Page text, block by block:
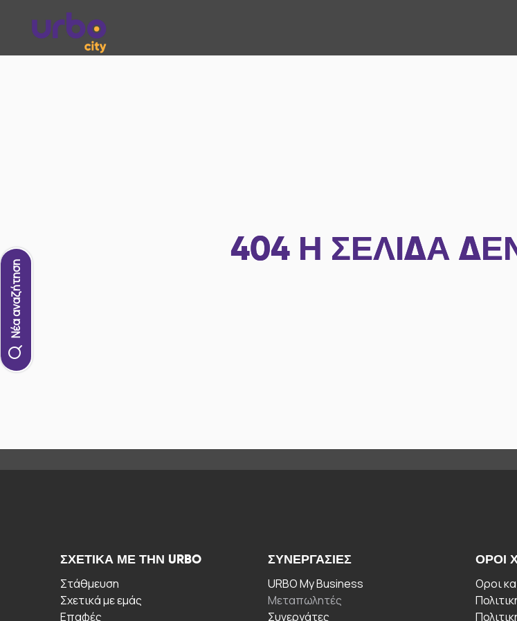
Νέα αναζήτηση
404 Η ΣΕΛΊΔΑ
ΣΧΕΤΙΚΆ ΜΕ ΤΗΝ URBO
Στάθμευση
Σχετικά με εμάς
Επαφές
ΣΥΝΕΡΓΑΣΊΕΣ
URBO My Business
Μεταπωλητές
Συνεργάτες
ΟΡΟΙ
Οροι